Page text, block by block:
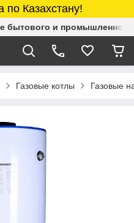
по Казахстану!
бытового и промышленного
Газовые котлы Газовые